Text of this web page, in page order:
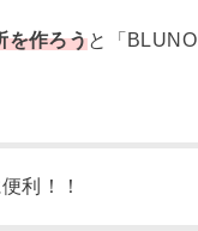
を作ろうと「BLUNO
利！！